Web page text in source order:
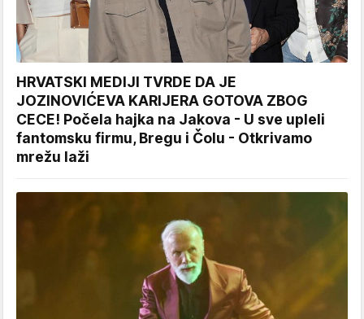
HRVATSKI MEDIJI TVRDE DA JE
JOZINOVIĆEVA KARIJERA GOTOVA ZBOG
CECE! Počela hajka na Jakova - U sve upleli
fantomsku firmu, Bregu i Čolu - Otkrivamo
mrežu laži